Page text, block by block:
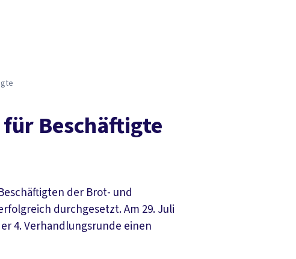
Beschäftigte
der Brot- und
durchgesetzt. Am 29. Juli
4. Verhandlungsrunde einen